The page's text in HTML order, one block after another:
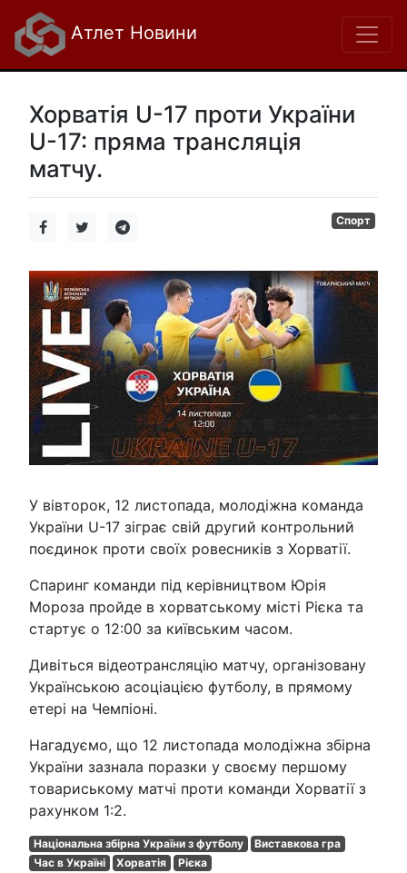
Атлет Новини
Хорватія U-17 проти України
U-17: пряма трансляція
матчу.
Спорт
У вівторок, 12 листопада, молодіжна команда
України U-17 зіграє свій другий контрольний
поєдинок проти своїх ровесників з Хорватії.
Спаринг команди під керівництвом Юрія
Мороза пройде в хорватському місті Рієка та
стартує о 12:00 за київським часом.
Дивіться відеотрансляцію матчу, організовану
Українською асоціацією футболу, в прямому
етері на Чемпіоні.
Нагадуємо, що 12 листопада молодіжна збірна
України зазнала поразки у своєму першому
товариському матчі проти команди Хорватії з
рахунком 1:2.
Національна збірна України з футболу
Виставкова гра
Час в Україні
Хорватія Рієка